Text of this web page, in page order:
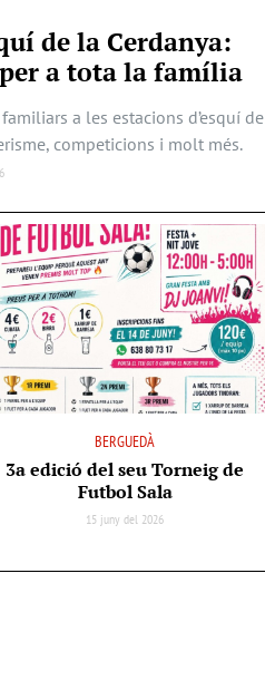
de la Cerdanya:
a tota la família
a les estacions d’esquí de
competicions i molt més.
BERGUEDÀ
3a edició del seu Torneig de
Futbol Sala
15 juny del 2026